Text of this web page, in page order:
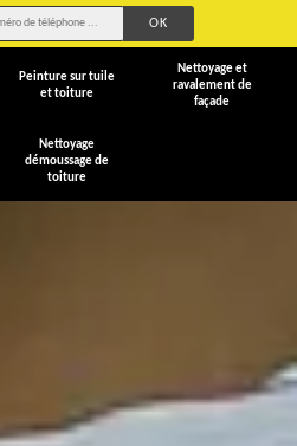
Peinture sur tuile
et toiture
Nettoyage et
ravalement de
façade
Nettoyage
démoussage de
toiture